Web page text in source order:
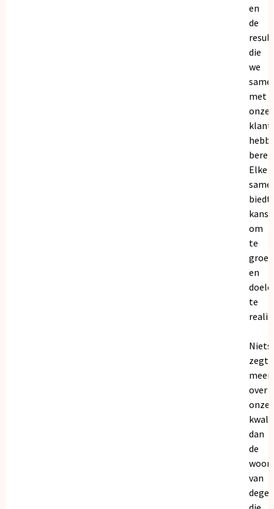
en
de
die
we
met
onze
Elke
biedt
om
te
en
te
Niets
zegt
meer
over
onze
dan
de
van